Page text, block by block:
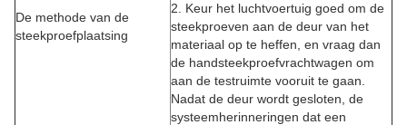
De methode van de
steekproefplaatsing
2. Keur het luchtvoertuig goed om de
steekproeven aan de deur van het
materiaal op te heffen, en vraag dan
de handsteekproefvrachtwagen om
aan de testruimte vooruit te gaan.
Nadat de deur wordt gesloten, de
systeemherinneringen dat een